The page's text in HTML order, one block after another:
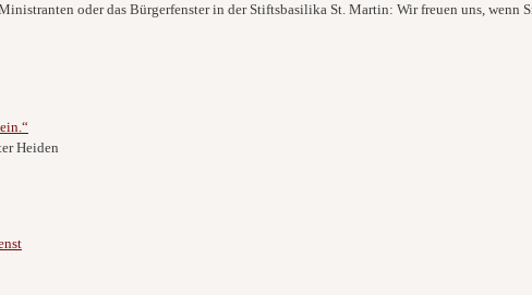
oder das Bürgerfenster in der Stiftsbasilika St. Martin: Wir freuen uns, wenn
Heiden